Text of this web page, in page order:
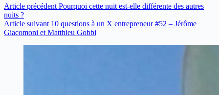
Article précédent Pourquoi cette nuit est-elle différente des autres
nuits ?
Article suivant 10 questions à un X entrepreneur #52 – Jérôme
Giacomoni et Matthieu Gobbi